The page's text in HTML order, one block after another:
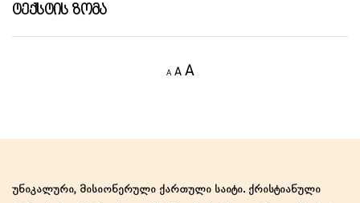
Ტექსტის Ზომა
A
Decrease
A Reset
AIncrease
უნიკალური, მისიონერული ქართული საიტი. ქრისტიანული